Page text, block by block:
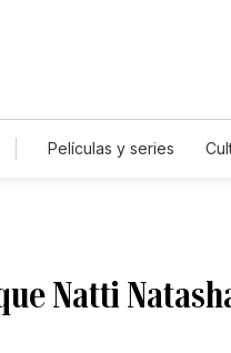
Películas y series
Natti